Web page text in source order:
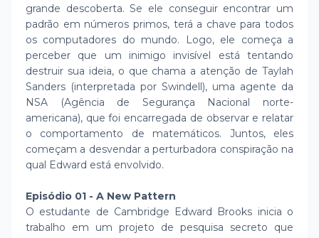
grande descoberta. Se ele conseguir encontrar um
padrão em números primos, terá a chave para todos
os computadores do mundo. Logo, ele começa a
perceber que um inimigo invisível está tentando
destruir sua ideia, o que chama a atenção de Taylah
Sanders (interpretada por Swindell), uma agente da
NSA (Agência de Segurança Nacional norte-
americana), que foi encarregada de observar e relatar
o comportamento de matemáticos. Juntos, eles
começam a desvendar a perturbadora conspiração na
qual Edward está envolvido.
Episódio 01 - A New Pattern
O estudante de Cambridge Edward Brooks inicia o
trabalho em um projeto de pesquisa secreto que